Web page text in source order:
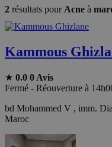
2 résultats pour Acne à
Kammous
★ 0.0 0 Avis
Fermé - Réouverture à
bd Mohammed V , imm.
Maroc